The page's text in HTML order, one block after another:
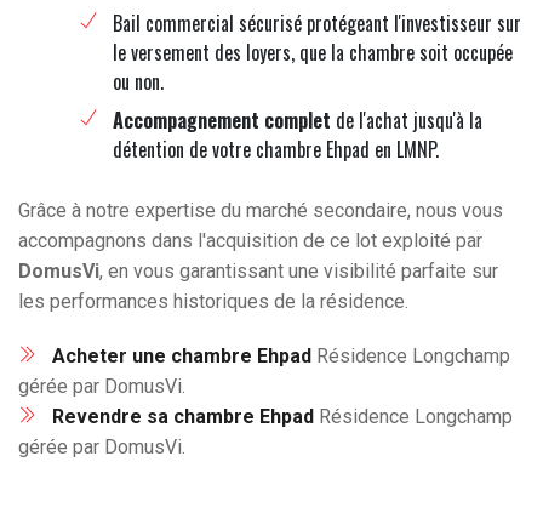
Bail commercial sécurisé protégeant l'investisseur sur
le versement des loyers, que la chambre soit occupée
ou non.
Accompagnement complet de l'achat jusqu'à la
détention de votre chambre Ehpad en LMNP.
Grâce à notre expertise du marché secondaire, nous vous
accompagnons dans l'acquisition de ce lot exploité par
DomusVi, en vous garantissant une visibilité parfaite sur
les performances historiques de la résidence.
Acheter une chambre Ehpad Résidence Longchamp
gérée par DomusVi.
Revendre sa chambre Ehpad Résidence Longchamp
gérée par DomusVi.